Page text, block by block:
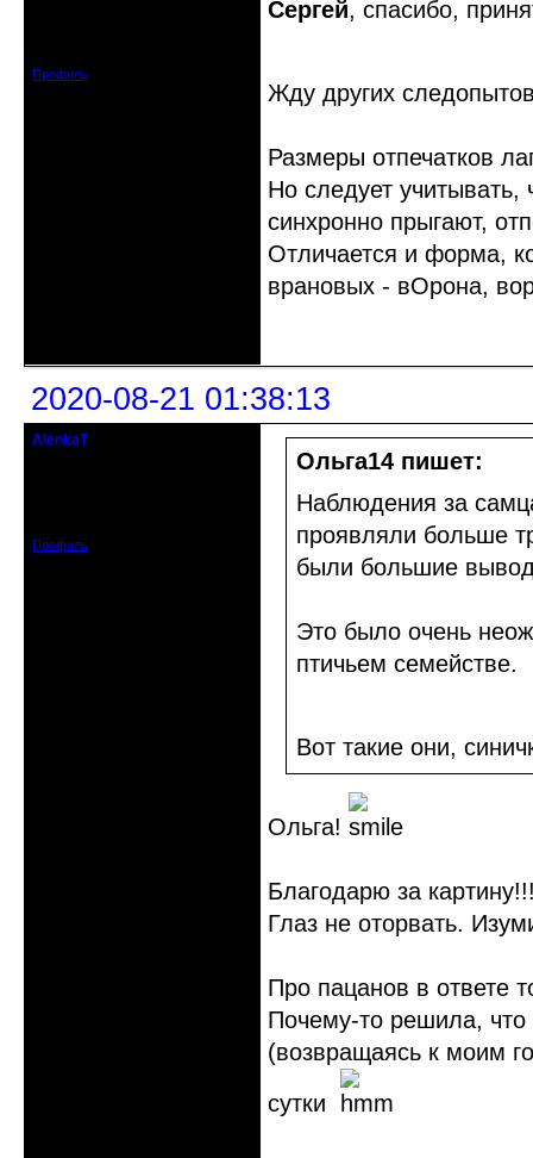
Профиль
Сергей, спасибо,
Жду других
Размеры отпечатков
Но следует учитывать,
синхронно прыгают,
Отличается и форма,
врановых - вОрона,
2020-08-21 01:38:13
AlenkaT
Профиль
Ольга14 пишет:
Наблюдения за
проявляли больше
были большие
Это было очень
птичьем семействе.
Вот такие они,
Ольга!
Благодарю за
Глаз не оторвать.
Про пацанов в ответе
Почему-то решила, что
(возвращаясь к моим
сутки